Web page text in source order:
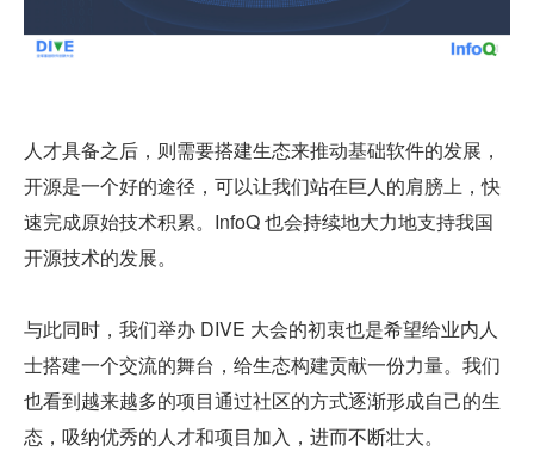
人才具备之后，则需要搭建生态来推动基础软件的发展，
开源是一个好的途径，可以让我们站在巨人的肩膀上，快
速完成原始技术积累。InfoQ 也会持续地大力地支持我国
开源技术的发展。
与此同时，我们举办 DIVE 大会的初衷也是希望给业内人
士搭建一个交流的舞台，给生态构建贡献一份力量。我们
也看到越来越多的项目通过社区的方式逐渐形成自己的生
态，吸纳优秀的人才和项目加入，进而不断壮大。